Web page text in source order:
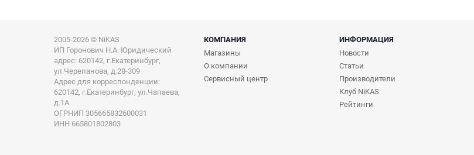
2005-2026 © NiKAS
ИП Горонович Н.А. Юридический
адрес: 620142, г.Екатеринбург,
ул.Черепанова, д.28-309
Адрес для корреспонденции:
620142, г.Екатеринбург, ул.Чапаева,
д.1А
ОГРНИП 305665832600031
ИНН 665801802803
КОМПАНИЯ ИНФОРМАЦИЯ
Магазины
О компании
Сервисный центр
Новости
Статьи
Производители
Клуб NiKAS
Рейтинги